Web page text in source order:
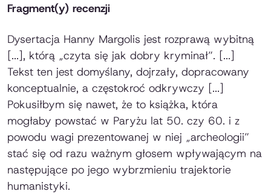
Fragment(y) recenzji
Dysertacja Hanny Margolis jest rozprawą wybitną
[...], którą „czyta się jak dobry kryminał”. [...]
Tekst ten jest domyślany, dojrzały, dopracowany
konceptualnie, a częstokroć odkrywczy [...]
Pokusiłbym się nawet, że to książka, która
mogłaby powstać w Paryżu lat 50. czy 60. i z
powodu wagi prezentowanej w niej „archeologii”
stać się od razu ważnym głosem wpływającym na
następujące po jego wybrzmieniu trajektorie
humanistyki.